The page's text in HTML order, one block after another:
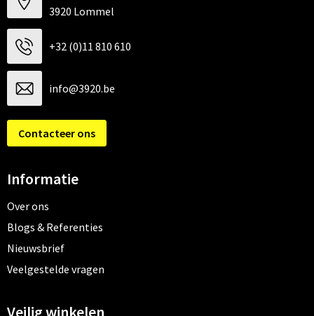
3920 Lommel
+32 (0)11 810 610
info@3920.be
Contacteer ons
Informatie
Over ons
Blogs & Referenties
Nieuwsbrief
Veelgestelde vragen
Veilig winkelen